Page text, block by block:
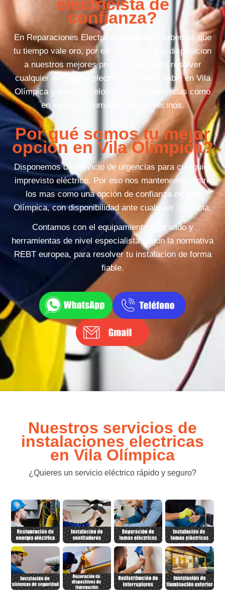
electricista de
confianza?
En Reparaciones Electricas Barcelona sabemos que
tu tiempo vale oro, por ello ponemos a tu disposicion
a nuestros mejores profesionales para resolver
cualquier incidencia electrica de forma fiable en Vila
Olímpica y toda Barcelona, tanto en viviendas como
en locales o comunidades de vecinos.
Por qué somos tu mejor
opción en Vila Olímpica?
Disponemos de servicio de urgencias para cualquier
imprevisto eléctrico. Por eso nos mantenemos entre
los mas como una opción de confianza de Vila
Olímpica, con disponibilidad ante cualquier urgencia.
Contamos con el equipamiento adecuado y
herramientas de nivel especialista segun la normativa
REBT europea, para resolver tu instalacion de forma
fiable.
Nuestros servicios de
instalaciones electricas
en Vila Olímpica
¿Quieres un servicio eléctrico rápido y seguro?